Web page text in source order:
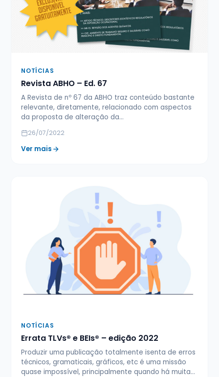
NOTÍCIAS
Revista ABHO – Ed. 67
A Revista de nº 67 da ABHO traz conteúdo bastante
relevante, diretamente, relacionado com aspectos
da proposta de alteração da…
26/07/2022
Ver mais
NOTÍCIAS
Errata TLVs® e BEIs® – edição 2022
Produzir uma publicação totalmente isenta de erros
técnicos, gramaticais, gráficos, etc é uma missão
quase impossível, principalmente quando há muita…